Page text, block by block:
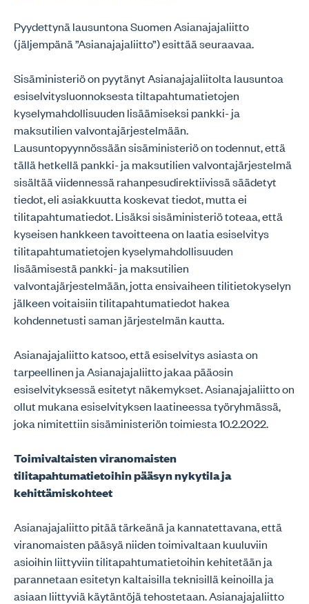
Pyydettynä lausuntona Suomen Asianajajaliitto
(jäljempänä ”Asianajajaliitto”) esittää seuraavaa.
Sisäministeriö on pyytänyt Asianajajaliitolta lausuntoa
esiselvitysluonnoksesta tiltapahtumatietojen
kyselymahdollisuuden lisäämiseksi pankki- ja
maksutilien valvontajärjestelmään.
Lausuntopyynnössään sisäministeriö on todennut, että
tällä hetkellä pankki- ja maksutilien valvontajärjestelmä
sisältää viidennessä rahanpesudirektiivissä säädetyt
tiedot, eli asiakkuutta koskevat tiedot, mutta ei
tilitapahtumatiedot. Lisäksi sisäministeriö toteaa, että
kyseisen hankkeen tavoitteena on laatia esiselvitys
tilitapahtumatietojen kyselymahdollisuuden
lisäämisestä pankki- ja maksutilien
valvontajärjestelmään, jotta ensivaiheen tilitietokyselyn
jälkeen voitaisiin tilitapahtumatiedot hakea
kohdennetusti saman järjestelmän kautta.
Asianajajaliitto katsoo, että esiselvitys asiasta on
tarpeellinen ja Asianajajaliitto jakaa pääosin
esiselvityksessä esitetyt näkemykset. Asianajajaliitto on
ollut mukana esiselvityksen laatineessa työryhmässä,
joka nimitettiin sisäministeriön toimiesta 10.2.2022.
Toimivaltaisten viranomaisten
tilitapahtumatietoihin pääsyn nykytila ja
kehittämiskohteet
Asianajajaliitto pitää tärkeänä ja kannatettavana, että
viranomaisten pääsyä niiden toimivaltaan kuuluviin
asioihin liittyviin tilitapahtumatietoihin kehitetään ja
parannetaan esitetyn kaltaisilla teknisillä keinoilla ja
asiaan liittyviä käytäntöjä tehostetaan. Asianajajaliitto